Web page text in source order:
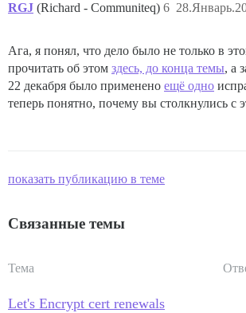
RGJ (Richard - Communiteq) 6
Ага, я понял, что дело было не только в
прочитать об этом здесь, до конца темы, а
22 декабря было применено ещё одно
теперь понятно, почему вы столкнулись с
показать публикацию в теме
Связанные темы
Тема
Let's Encrypt cert renewals